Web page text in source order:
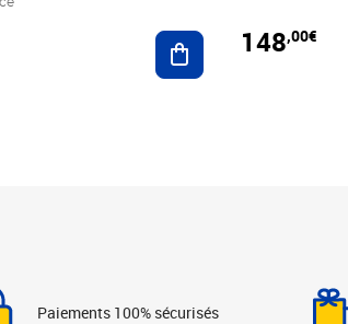
Ajouter au panier
148,00€
Paiements 100% sécurisés